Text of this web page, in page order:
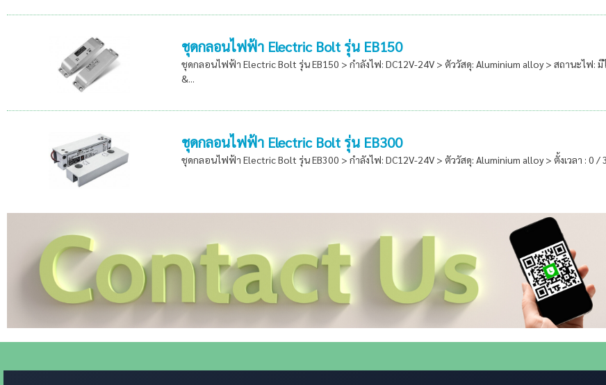
ชุดกลอนไฟฟ้า Electric Bolt รุ่น EB150
ชุดกลอนไฟฟ้า Electric Bolt รุ่น EB150 > กำลังไฟ: DC12V-24V > ตัววัสดุ: Aluminium alloy > สถานะไฟ:
&...
ชุดกลอนไฟฟ้า Electric Bolt รุ่น EB300
ชุดกลอนไฟฟ้า Electric Bolt รุ่น EB300 > กำลังไฟ: DC12V-24V > ตัววัสดุ: Aluminium alloy > ตั้งเวลา : 0